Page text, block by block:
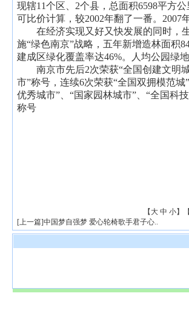
现辖11个区、2个县，总面积6598平方
可比价计算，较2002年翻了一番。2007
在经济实现又好又快发展的同时，生
施“绿色南京”战略，五年新增造林面积
建成区绿化覆盖率达46%。人均公园绿
南京市先后2次荣获“全国创建文明城
市”称号，连续6次荣获“全国双拥模范
优秀城市”、“国家园林城市”、“全国科
称号
【 大 中 小】【
[上一篇]中国梦自强梦 爱心轮椅歌手君子心..